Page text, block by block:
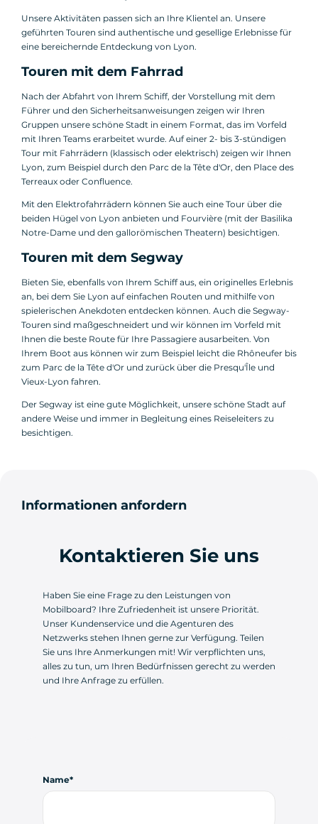
Unsere Aktivitäten passen sich an Ihre Klientel an. Unsere
geführten Touren sind authentische und gesellige Erlebnisse für
eine bereichernde Entdeckung von Lyon.
Touren mit dem Fahrrad
Nach der Abfahrt von Ihrem Schiff, der Vorstellung mit dem
Führer und den Sicherheitsanweisungen zeigen wir Ihren
Gruppen unsere schöne Stadt in einem Format, das im Vorfeld
mit Ihren Teams erarbeitet wurde. Auf einer 2- bis 3-stündigen
Tour mit Fahrrädern (klassisch oder elektrisch) zeigen wir Ihnen
Lyon, zum Beispiel durch den Parc de la Tête d'Or, den Place des
Terreaux oder Confluence.
Mit den Elektrofahrrädern können Sie auch eine Tour über die
beiden Hügel von Lyon anbieten und Fourvière (mit der Basilika
Notre-Dame und den gallorömischen Theatern) besichtigen.
Touren mit dem Segway
Bieten Sie, ebenfalls von Ihrem Schiff aus, ein originelles Erlebnis
an, bei dem Sie Lyon auf einfachen Routen und mithilfe von
spielerischen Anekdoten entdecken können. Auch die Segway-
Touren sind maßgeschneidert und wir können im Vorfeld mit
Ihnen die beste Route für Ihre Passagiere ausarbeiten. Von
Ihrem Boot aus können wir zum Beispiel leicht die Rhôneufer bis
zum Parc de la Tête d'Or und zurück über die Presqu'Île und
Vieux-Lyon fahren.
Der Segway ist eine gute Möglichkeit, unsere schöne Stadt auf
andere Weise und immer in Begleitung eines Reiseleiters zu
besichtigen.
Informationen anfordern
Kontaktieren Sie uns
Haben Sie eine Frage zu den Leistungen von
Mobilboard? Ihre Zufriedenheit ist unsere Priorität.
Unser Kundenservice und die Agenturen des
Netzwerks stehen Ihnen gerne zur Verfügung. Teilen
Sie uns Ihre Anmerkungen mit! Wir verpflichten uns,
alles zu tun, um Ihren Bedürfnissen gerecht zu werden
und Ihre Anfrage zu erfüllen.
Name